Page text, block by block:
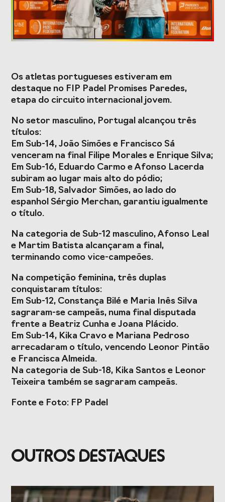
Formação
O Valor do
Desporto
Português, o seu
(1996-2024) e o seu
futuro
Estudo
caracterizador do
setor do Desporto
impacto da
Projetos Europeus
Eventos
Presidentes de
Federações
Desportivas
de Portugal
Desporto
Congresso
Nacional do
Desporto
Os atletas portugueses estiveram em
destaque no FIP Padel Promises Paredes,
etapa do circuito internacional jovem.
No setor masculino, Portugal alcançou três
títulos:
Em Sub-14, João Simões e Francisco Sá
venceram na final Filipe Morales e Enrique Silva;
Em Sub-16, Eduardo Carmo e Afonso Lacerda
subiram ao lugar mais alto do pódio;
Em Sub-18, Salvador Simões, ao lado do
espanhol Sérgio Merchan, garantiu igualmente
o título.
Na categoria de Sub-12 masculino, Afonso Leal
e Martim Batista alcançaram a final,
terminando como vice-campeões.
Na competição feminina, três duplas
conquistaram títulos:
Em Sub-12, Constança Bilé e Maria Inês Silva
sagraram-se campeãs, numa final disputada
frente a Beatriz Cunha e Joana Plácido.
Em Sub-14, Kika Cravo e Mariana Pedroso
arrecadaram o título, vencendo Leonor Pintão
e Francisca Almeida.
Na categoria de Sub-18, Kika Santos e Leonor
Teixeira também se sagraram campeãs.
Fonte e Foto: FP Padel
OUTROS DESTAQUES